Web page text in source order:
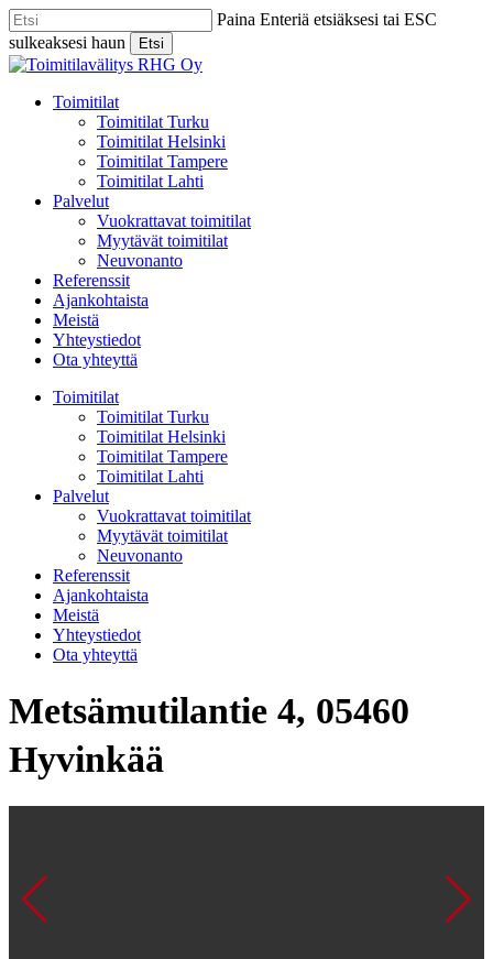
Skip
to
main
content
Paina Enteriä etsiäksesi tai ESC
sulkeaksesi haun
Etsi
Close
Menu
Toimitilat
Toimitilat Turku
Toimitilat Helsinki
Toimitilat Tampere
Toimitilat Lahti
Palvelut
Vuokrattavat toimitilat
Myytävät toimitilat
Neuvonanto
Referenssit
Ajankohtaista
Meistä
Yhteystiedot
Ota yhteyttä
Toimitilat
Toimitilat Turku
Toimitilat Helsinki
Toimitilat Tampere
Toimitilat Lahti
Palvelut
Vuokrattavat toimitilat
Myytävät toimitilat
Neuvonanto
Referenssit
Ajankohtaista
Meistä
Yhteystiedot
Ota yhteyttä
Metsämutilantie 4, 05460
Hyvinkää